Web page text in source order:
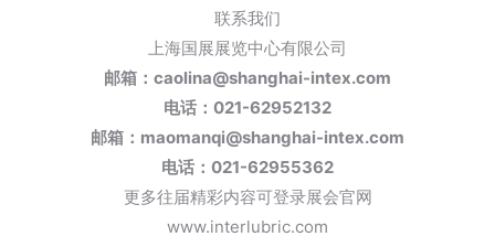
联系我们
上海国展展览中心有限公司
邮箱：caolina@shanghai-intex.com
电话：021-62952132
邮箱：maomanqi@shanghai-intex.com
电话：021-62955362
更多往届精彩内容可登录展会官网
www.interlubric.com